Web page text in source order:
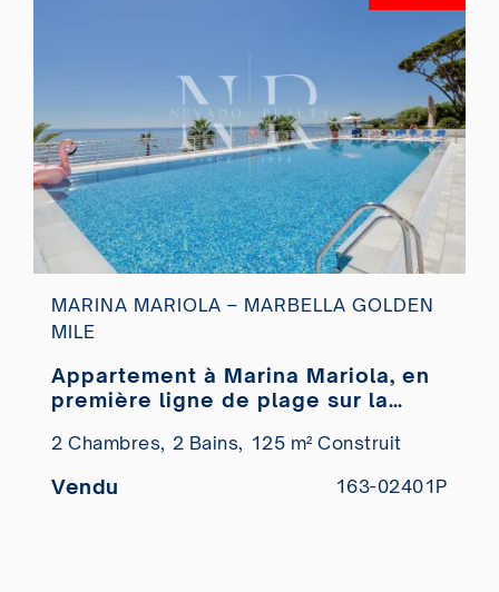
MARINA MARIOLA – MARBELLA GOLDEN
MILE
Appartement à Marina Mariola, en
première ligne de plage sur la
2 Chambres, 2 Bains, 125 m² Construit
Vendu 163-02401P